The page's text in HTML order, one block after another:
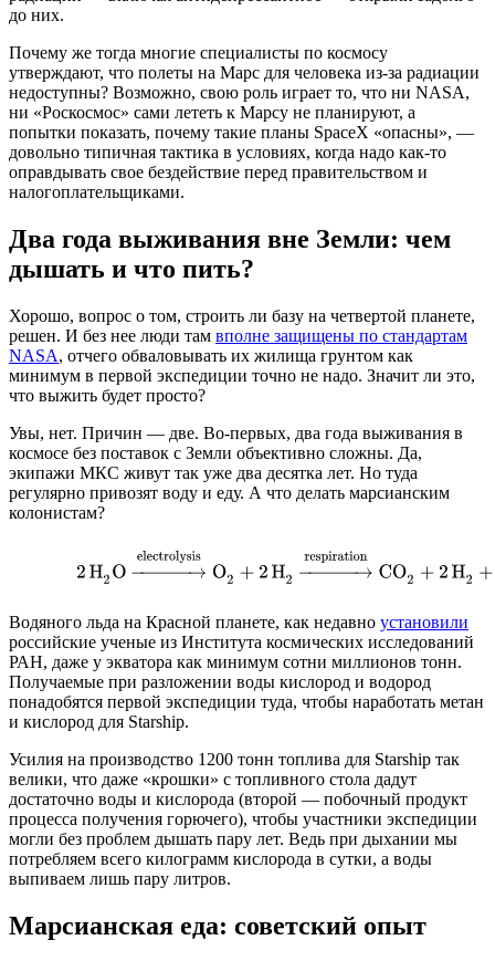
до них.
Почему же тогда многие специалисты по космосу
утверждают, что полеты на Марс для человека из-за радиации
недоступны? Возможно, свою роль играет то, что ни NASA,
ни «Роскосмос» сами лететь к Марсу не планируют, а
попытки показать, почему такие планы SpaceX «опасны», —
довольно типичная тактика в условиях, когда надо как-то
оправдывать свое бездействие перед правительством и
налогоплательщиками.
Два года выживания вне Земли: чем
дышать и что пить?
Хорошо, вопрос о том, строить ли базу на четвертой планете,
решен. И без нее люди там вполне защищены по стандартам
NASA, отчего обваловывать их жилища грунтом как
минимум в первой экспедиции точно не надо. Значит ли это,
что выжить будет просто?
Увы, нет. Причин — две. Во-первых, два года выживания в
космосе без поставок с Земли объективно сложны. Да,
экипажи МКС живут так уже два десятка лет. Но туда
регулярно привозят воду и еду. А что делать марсианским
колонистам?
Водяного льда на Красной планете, как недавно установили
российские ученые из Института космических исследований
РАН, даже у экватора как минимум сотни миллионов тонн.
Получаемые при разложении воды кислород и водород
понадобятся первой экспедиции туда, чтобы наработать метан
и кислород для Starship.
Усилия на производство 1200 тонн топлива для Starship так
велики, что даже «крошки» с топливного стола дадут
достаточно воды и кислорода (второй — побочный продукт
процесса получения горючего), чтобы участники экспедиции
могли без проблем дышать пару лет. Ведь при дыхании мы
потребляем всего килограмм кислорода в сутки, а воды
выпиваем лишь пару литров.
Марсианская еда: советский опыт